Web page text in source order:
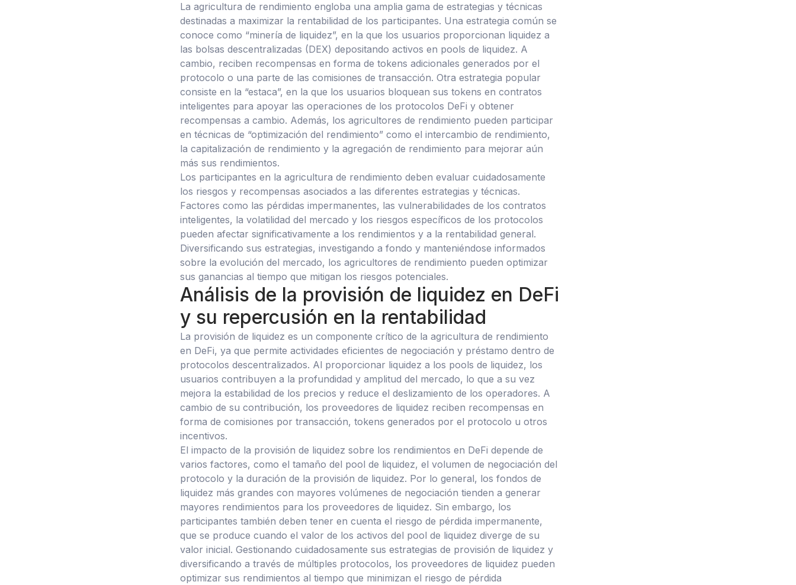
La agricultura de rendimiento engloba una amplia gama de estrategias y técnicas
destinadas a maximizar la rentabilidad de los participantes. Una estrategia común se
conoce como “minería de liquidez”, en la que los usuarios proporcionan liquidez a
las bolsas descentralizadas (DEX) depositando activos en pools de liquidez. A
cambio, reciben recompensas en forma de tokens adicionales generados por el
protocolo o una parte de las comisiones de transacción. Otra estrategia popular
consiste en la “estaca”, en la que los usuarios bloquean sus tokens en contratos
inteligentes para apoyar las operaciones de los protocolos DeFi y obtener
recompensas a cambio. Además, los agricultores de rendimiento pueden participar
en técnicas de “optimización del rendimiento” como el intercambio de rendimiento,
la capitalización de rendimiento y la agregación de rendimiento para mejorar aún
más sus rendimientos.
Los participantes en la agricultura de rendimiento deben evaluar cuidadosamente
los riesgos y recompensas asociados a las diferentes estrategias y técnicas.
Factores como las pérdidas impermanentes, las vulnerabilidades de los contratos
inteligentes, la volatilidad del mercado y los riesgos específicos de los protocolos
pueden afectar significativamente a los rendimientos y a la rentabilidad general.
Diversificando sus estrategias, investigando a fondo y manteniéndose informados
sobre la evolución del mercado, los agricultores de rendimiento pueden optimizar
sus ganancias al tiempo que mitigan los riesgos potenciales.
Análisis de la provisión de liquidez en DeFi
y su repercusión en la rentabilidad
La provisión de liquidez es un componente crítico de la agricultura de rendimiento
en DeFi, ya que permite actividades eficientes de negociación y préstamo dentro de
protocolos descentralizados. Al proporcionar liquidez a los pools de liquidez, los
usuarios contribuyen a la profundidad y amplitud del mercado, lo que a su vez
mejora la estabilidad de los precios y reduce el deslizamiento de los operadores. A
cambio de su contribución, los proveedores de liquidez reciben recompensas en
forma de comisiones por transacción, tokens generados por el protocolo u otros
incentivos.
El impacto de la provisión de liquidez sobre los rendimientos en DeFi depende de
varios factores, como el tamaño del pool de liquidez, el volumen de negociación del
protocolo y la duración de la provisión de liquidez. Por lo general, los fondos de
liquidez más grandes con mayores volúmenes de negociación tienden a generar
mayores rendimientos para los proveedores de liquidez. Sin embargo, los
participantes también deben tener en cuenta el riesgo de pérdida impermanente,
que se produce cuando el valor de los activos del pool de liquidez diverge de su
valor inicial. Gestionando cuidadosamente sus estrategias de provisión de liquidez y
diversificando a través de múltiples protocolos, los proveedores de liquidez pueden
optimizar sus rendimientos al tiempo que minimizan el riesgo de pérdida